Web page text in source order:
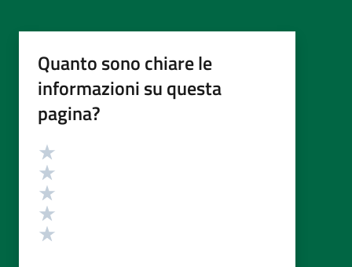
Quanto sono chiare le
informazioni su questa
pagina?
Valutazione